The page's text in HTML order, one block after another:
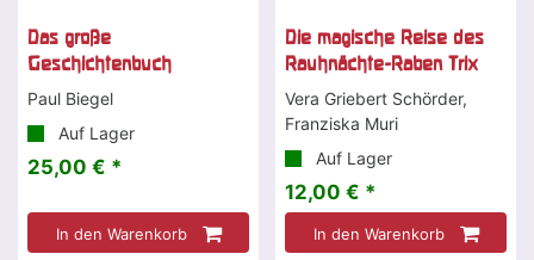
Das große
Geschichtenbuch
Paul Biegel
Auf Lager
25,00 € *
In den Warenkorb
Die magische Reise des
Rauhnächte-Raben Trix
Vera Griebert Schörder,
Franziska Muri
Auf Lager
12,00 € *
In den Warenkorb